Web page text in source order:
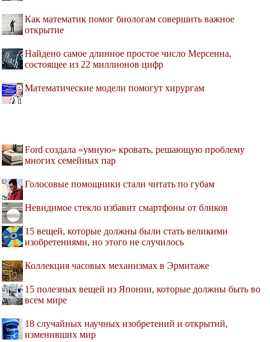
Как математик помог биологам совершить важное
открытие
Найдено самое длинное простое число Мерсенна,
состоящее из 22 миллионов цифр
Математические модели помогут хирургам
Ford создала «умную» кровать, решающую проблему
многих семейных пар
Голосовые помощники стали читать по губам
Невидимое стекло избавит смартфоны от бликов
15 вещей, которые должны были стать великими
изобретениями, но этого не случилось
Коллекция часовых механизмах в Эрмитаже
15 полезных вещей из Японии, которые должны быть во
всем мире
18 случайных научных изобретений и открытий,
изменивших мир